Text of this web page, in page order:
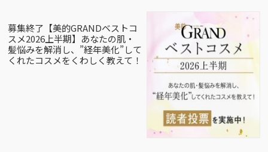
募集終了【美的GRANDベストコ
スメ2026上半期】あなたの肌・
髪悩みを解消し、”経年美化”して
くれたコスメをくわしく教えて！